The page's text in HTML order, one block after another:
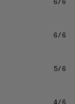
6/6
6/6
5/6
4/6